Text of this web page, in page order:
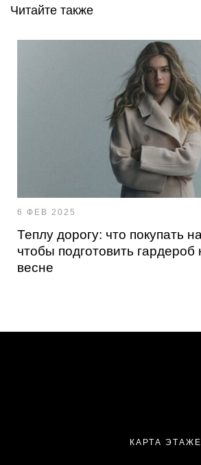
Читайте также
6 ФЕВ 2025
Теплу дорогу: что покупать
чтобы подготовить гардероб
весне
КАРТА